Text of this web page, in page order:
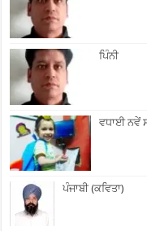
ਪਿੰਨੀ
ਵਧਾਈ ਨਵੇਂ
ਪੰਜਾਬੀ (ਕਵਿਤਾ)